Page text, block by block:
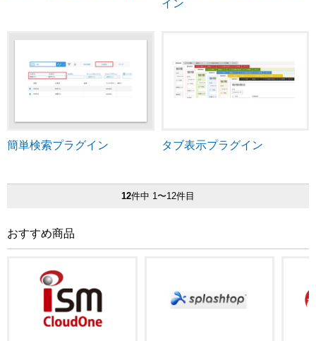
イン
簡単検索プラグイン タブ表示プラグイン
12件中 1〜12件目
おすすめ商品